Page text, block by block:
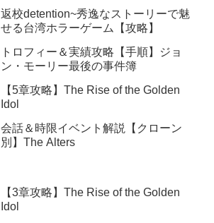
返校detention~秀逸なストーリーで魅
せる台湾ホラーゲーム【攻略】
トロフィー＆実績攻略【手順】ジョ
ン・モーリー最後の事件簿
【5章攻略】The Rise of the Golden
Idol
会話＆時限イベント解説【クローン
別】The Alters
【3章攻略】The Rise of the Golden
Idol